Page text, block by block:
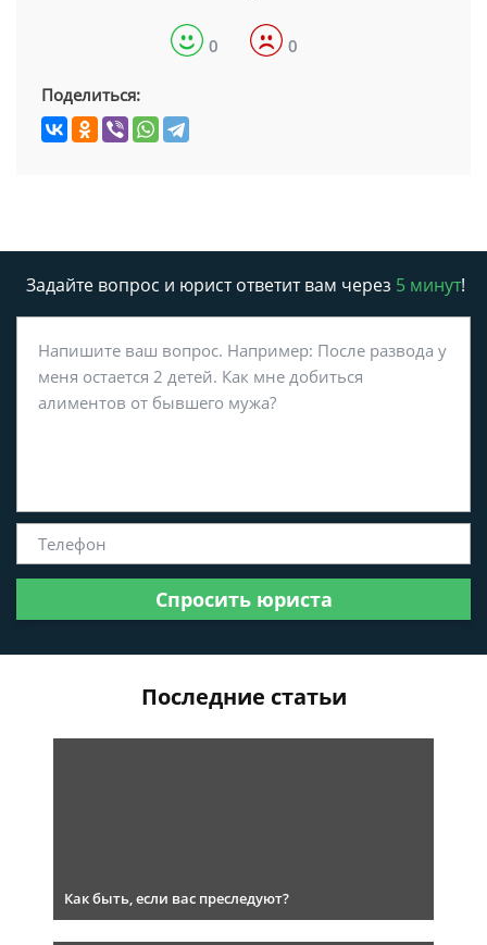
0 0
Поделиться:
Задайте вопрос и юрист ответит вам через 5 минут!
Спросить юриста
Последние статьи
Как быть, если вас преследуют?